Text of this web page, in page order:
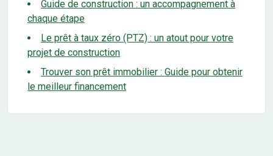
Guide de construction : un accompagnement à
chaque étape
Le prêt à taux zéro (PTZ) : un atout pour votre
projet de construction
Trouver son prêt immobilier : Guide pour obtenir
le meilleur financement